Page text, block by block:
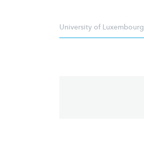
University of Luxembourg